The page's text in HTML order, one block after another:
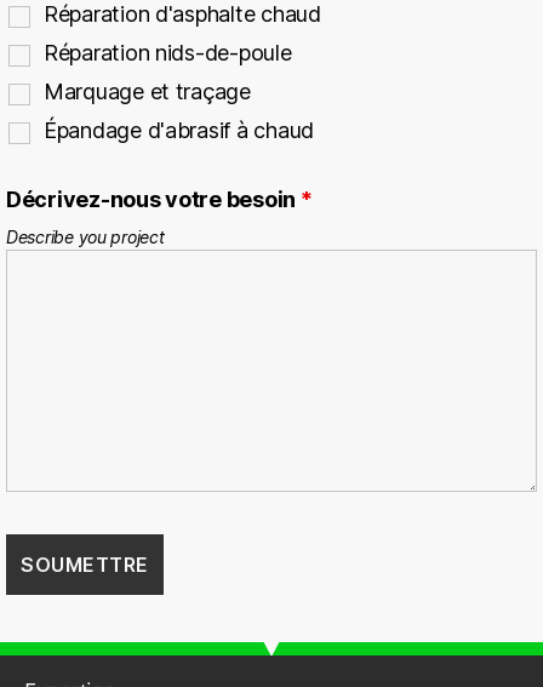
Réparation d'asphalte chaud
Réparation nids-de-poule
Marquage et traçage
Épandage d'abrasif à chaud
Décrivez-nous votre besoin *
Describe you project